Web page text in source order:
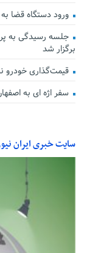
ورود دستگاه قضا
جلسه رسیدگی به
برگزار شد
قیمت‌گذاری خودرو
سفر اژه ای به
سایت خبری ایران